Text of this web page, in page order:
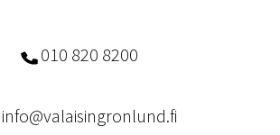
010 820 8200
info@valaisingronlund.fi